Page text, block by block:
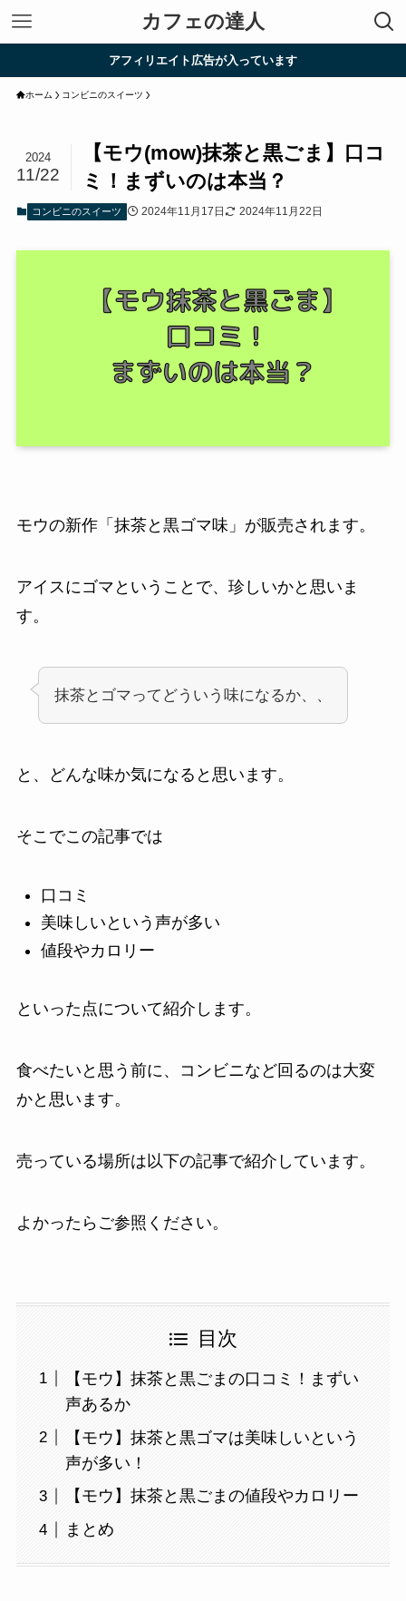
カフェの達人
アフィリエイト広告が入っています
ホーム コンビニのスイーツ
【モウ(mow)抹茶と黒ごま】口コ
ミ！まずいのは本当？
2024
11/22
コンビニのスイーツ 2024年11月17日 2024年11月22日
モウの新作「抹茶と黒ゴマ味」が販売されます。
アイスにゴマということで、珍しいかと思いま
す。
抹茶とゴマってどういう味になるか、、
と、どんな味か気になると思います。
そこでこの記事では
口コミ
美味しいという声が多い
値段やカロリー
といった点について紹介します。
食べたいと思う前に、コンビニなど回るのは大変
かと思います。
売っている場所は以下の記事で紹介しています。
よかったらご参照ください。
目次
【モウ】抹茶と黒ごまの口コミ！まずい
声あるか
【モウ】抹茶と黒ゴマは美味しいという
声が多い！
【モウ】抹茶と黒ごまの値段やカロリー
まとめ